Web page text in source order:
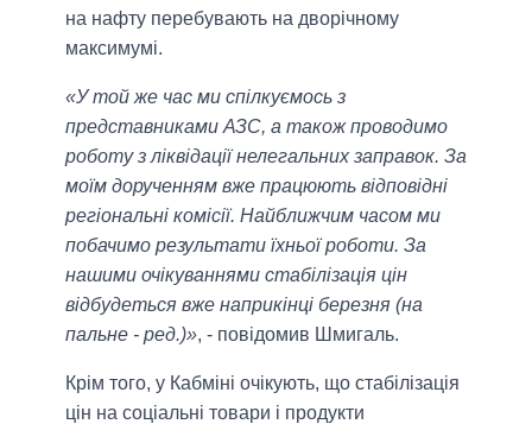
на нафту перебувають на дворічному
максимумі.
«У той же час ми спілкуємось з
представниками АЗС, а також проводимо
роботу з ліквідації нелегальних заправок. За
моїм дорученням вже працюють відповідні
регіональні комісії. Найближчим часом ми
побачимо результати їхньої роботи. За
нашими очікуваннями стабілізація цін
відбудеться вже наприкінці березня (на
пальне - ред.)», - повідомив Шмигаль.
Крім того, у Кабміні очікують, що стабілізація
цін на соціальні товари і продукти